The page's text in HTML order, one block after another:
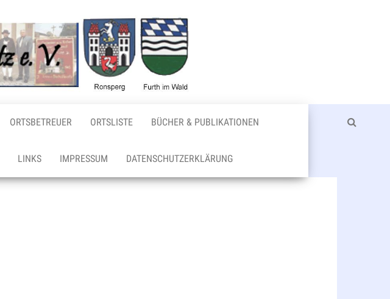
ORTSBETREUER ORTSLISTE BÜCHER & PUBLIKATIONEN
LINKS IMPRESSUM DATENSCHUTZERKLÄRUNG